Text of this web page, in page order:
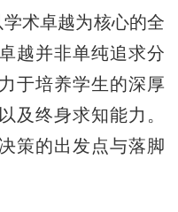
术卓越为核心的全
越并非单纯追求分
于培养学生的深厚
及终身求知能力。
策的出发点与落脚